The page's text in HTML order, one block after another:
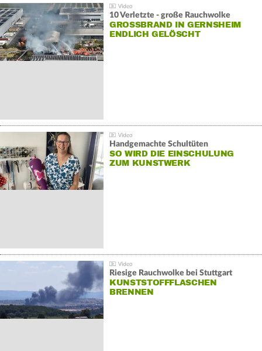
10 Verletzte - große Rauchwolke
GROSSBRAND IN GERNSHEIM E
NDLICH GELÖSCHT
Handgemachte Schultüten
SO WIRD DIE EINSCHULUNG
ZUM KUNSTWERK
Riesige Rauchwolke bei Stuttgart
KUNSTSTOFFFLASCHEN
BRENNEN